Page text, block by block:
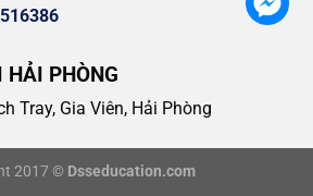
HẢI PHÒNG
Tray, Gia Viên, Hải Phòng
2017 © Dsseducation.com